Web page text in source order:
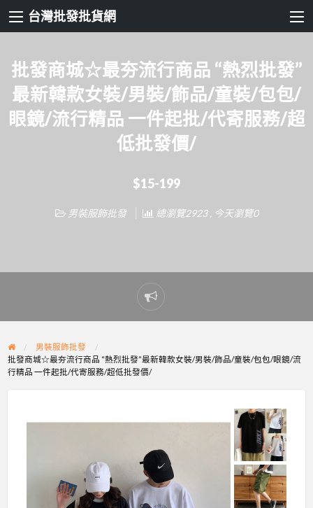
台灣批發批貨網
批發商城☆最夯流行商品 “熱烈批發”
最新韓款女裝/男裝/飾品/童裝/包包/
眼鏡/流行精品 一件起批/代寄服務/超
低批發價/
$15-199
男裝服飾批發 總瀏覽2923 , 今天瀏覽0
Report
problem
男裝服飾批發
批發商城☆最夯流行商品 “熱烈批發”最新韓款女裝/男裝/飾品/童裝/包包/眼鏡/流
行精品 一件起批/代寄服務/超低批發價/